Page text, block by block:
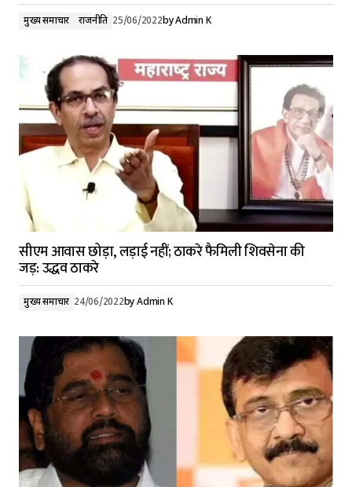
मुख्य समाचार राजनीति 25/06/2022byAdmin K
सीएम आवास छोड़ा, लड़ाई नहीं; ठाकरे फैमिली शिवसेना की
जड़: उद्धव ठाकरे
मुख्य समाचार 24/06/2022byAdmin K